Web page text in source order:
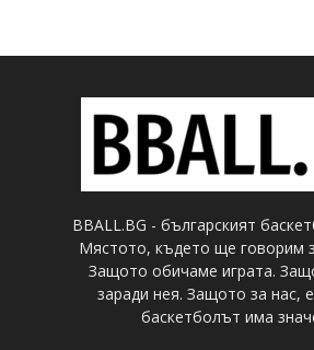
BBALL.BG - българският
Мястото, където ще говорим
Защото обичаме играта.
заради нея. Защото за нас,
баскетболът има